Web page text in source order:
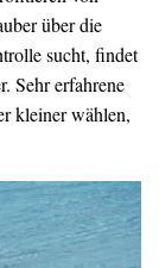
über die
sucht, findet
Sehr erfahrene
kleiner wählen,